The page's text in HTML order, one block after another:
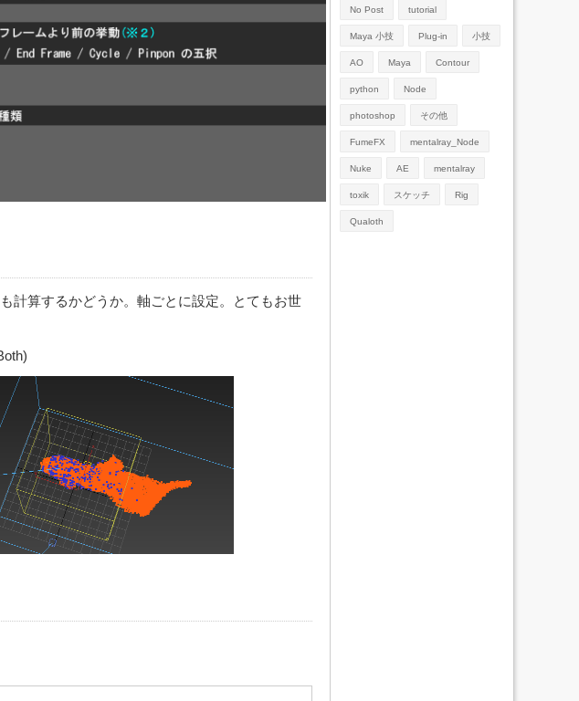
計算するかどうか。軸ごとに設定。とてもお世
No Post tutorial
Maya 小技 Plug-in 小技
AO Maya Contour
python Node
photoshop その他
FumeFX mentalray_Node
Nuke AE mentalray
toxik スケッチ Rig
Qualoth